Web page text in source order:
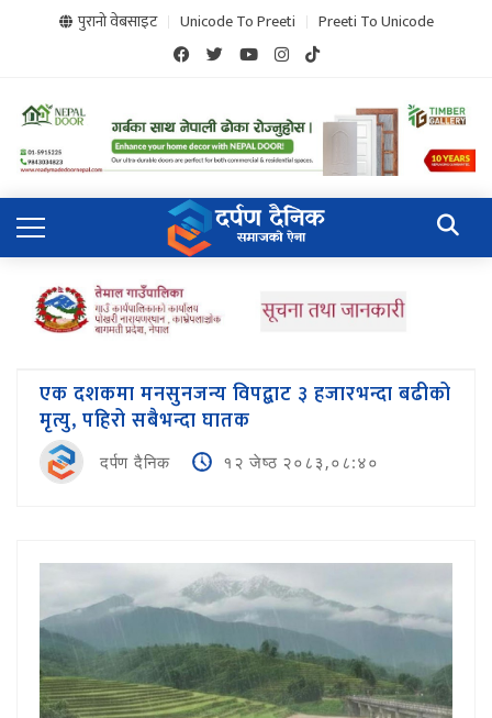
पुरानो वेबसाइट Unicode To Preeti Preeti To Unicode
एक दशकमा मनसुनजन्य विपद्बाट ३ हजारभन्दा बढीको
मृत्यु, पहिरो सबैभन्दा घातक
दर्पण दैनिक १२ जेष्ठ २०८३,०८:४०